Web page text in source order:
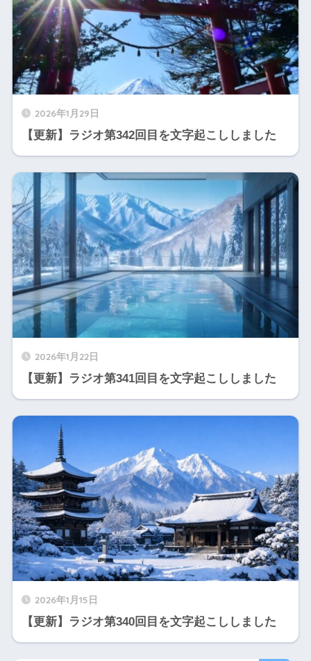
2026年1月29日
【更新】ラジオ第342回目を文字起こししました
2026年1月22日
【更新】ラジオ第341回目を文字起こししました
2026年1月15日
【更新】ラジオ第340回目を文字起こししました